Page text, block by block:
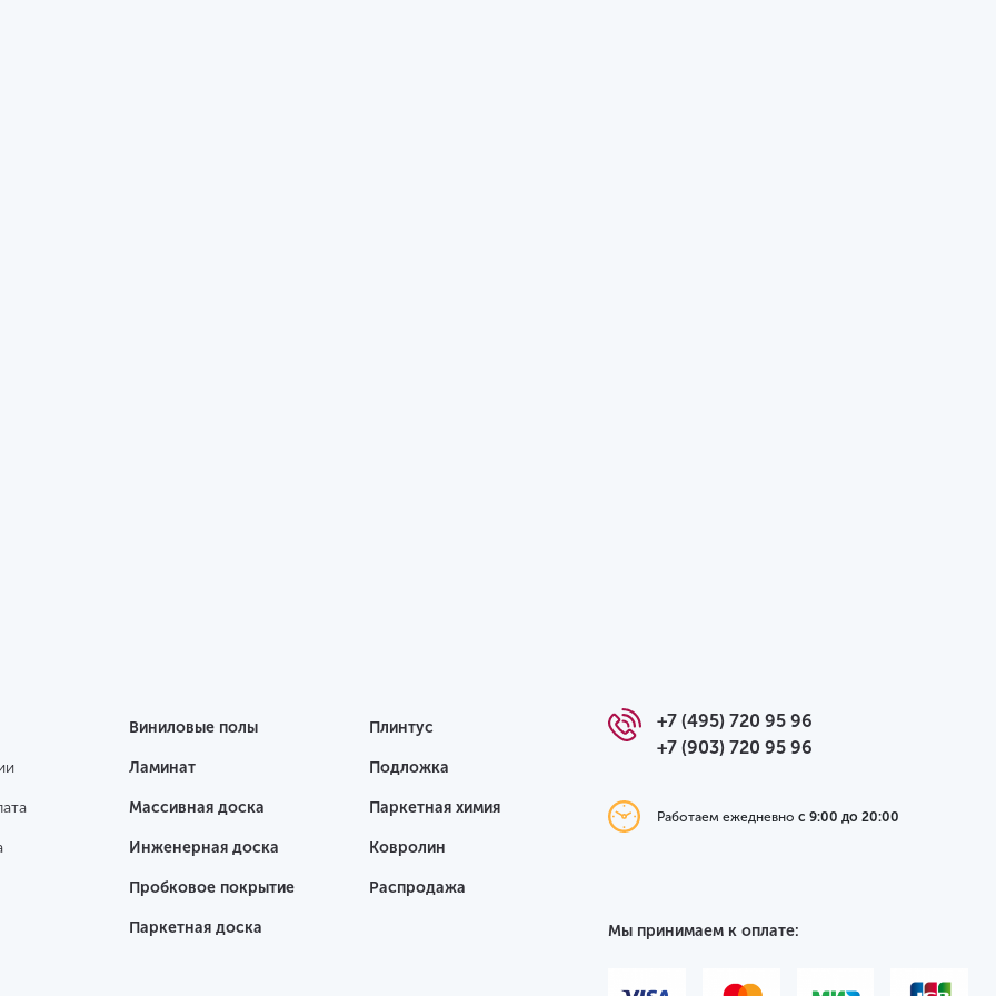
Виниловые полы
Ламинат
Массивная доска
Инженерная доска
Пробковое покрытие
Паркетная доска
Плинтус
Подложка
Паркетная химия
Ковролин
Распродажа
+7 (495) 720 95 96
+7 (903) 720 95 96
Работаем ежедневнос 9:00 до 20:00
Мы принимаем к оплате: